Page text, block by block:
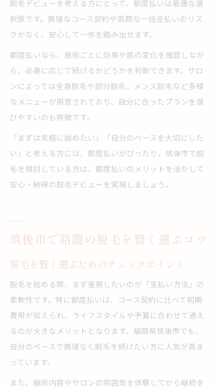
脱毛デビューを考える方にとって、都度払いは最適な選
択肢です。無理なコース契約や高額な一括支払いのリス
クがなく、安心して一歩を踏み出せます。
都度払いなら、施術ごとに効果や肌の変化を確認しなが
ら、必要に応じて続けるかどうかを判断できます。サロ
ンによっては全身脱毛や部分脱毛、メンズ脱毛など多様
なメニューが用意されており、自分に合ったプランを選
びやすいのも特徴です。
「まずは気軽に始めたい」「自分のペースを大切にした
い」と考える方には、都度払いがぴったり。筑後市で脱
毛を検討している方は、都度払いのメリットを活かして
安心・納得の脱毛デビューを実現しましょう。
筑後市で話題の脱毛を賢く選ぶコツ
脱毛を賢く選ぶためのチェックポイント
脱毛を始める際、まず重視したいのが「支払い方法」の
柔軟性です。特に都度払いは、コース契約に比べて初期
費用が抑えられ、ライフスタイルや予算に合わせて通え
るのが大きなメリットとなります。福岡県筑後市でも、
自分のペースで無理なく脱毛を続けたい方に人気が高ま
っています。
また、施術内容やサロンの雰囲気を体験してから継続を